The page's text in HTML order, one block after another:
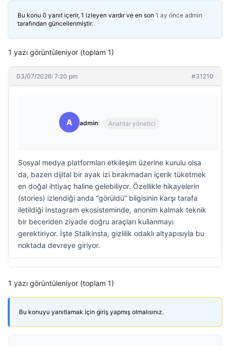
Bu konu 0 yanıt içerir, 1 izleyen vardır ve en son 1 ay önce admin
tarafından güncellenmiştir.
1 yazı görüntüleniyor (toplam 1)
03/07/2026: 7:20 pm #31210
A admin Anahtar yönetici
Sosyal medya platformları etkileşim üzerine kurulu olsa
da, bazen dijital bir ayak izi bırakmadan içerik tüketmek
en doğal ihtiyaç haline gelebiliyor. Özellikle hikayelerin
(stories) izlendiği anda “görüldü” bilgisinin karşı tarafa
iletildiği Instagram ekosisteminde, anonim kalmak teknik
bir beceriden ziyade doğru araçları kullanmayı
gerektiriyor. İşte Stalkinsta, gizlilik odaklı altyapısıyla bu
noktada devreye giriyor.
1 yazı görüntüleniyor (toplam 1)
Bu konuyu yanıtlamak için giriş yapmış olmalısınız.